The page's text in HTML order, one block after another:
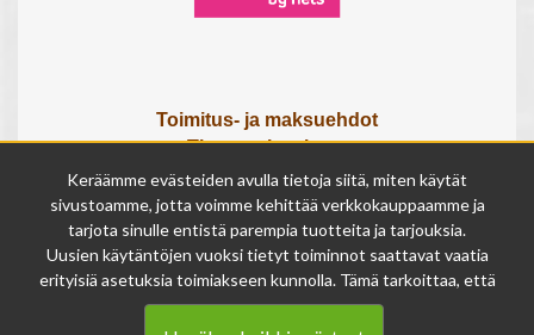
Toimitus- ja maksuehdot
Tietosuojaseloste
Tietoa meistä
Osta lahjakortti
Tilauksen peruutuslomake
Olemme avoinna
ma - pe 9 - 17
Keräämme evästeiden avulla tietoja siitä, miten käytät
sivustoamme, jotta voimme kehittää verkkokauppaamme ja
tarjota sinulle entistä parempia tuotteita ja tarjouksia.
Uusien käytäntöjen vuoksi tietyt toiminnot saattavat vaatia
erityisiä asetuksia toimiakseen kunnolla. Tämä tarkoittaa, että
joissakin tapauksissa anonymisoidut tiedot voivat kertyä,
vaikka olisit kieltänyt evästeiden käytön. Näitä tietoja